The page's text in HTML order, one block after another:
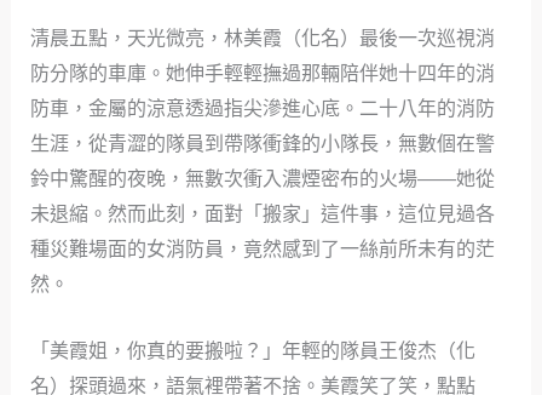
清晨五點，天光微亮，林美霞（化名）最後一次巡視消
防分隊的車庫。她伸手輕輕撫過那輛陪伴她十四年的消
防車，金屬的涼意透過指尖滲進心底。二十八年的消防
生涯，從青澀的隊員到帶隊衝鋒的小隊長，無數個在警
鈴中驚醒的夜晚，無數次衝入濃煙密布的火場——她從
未退縮。然而此刻，面對「搬家」這件事，這位見過各
種災難場面的女消防員，竟然感到了一絲前所未有的茫
然。
「美霞姐，你真的要搬啦？」年輕的隊員王俊杰（化
名）探頭過來，語氣裡帶著不捨。美霞笑了笑，點點